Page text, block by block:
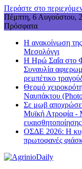
Περάστε στο
Πέμπτη, 6 Αυγούστου,
Πρόσφατα
Η ανακοίνωση
Μεσολόγγι
Η Ηρώ Σαΐα στο
Συναυλία
ρεμπέτικο
Θερμό
Ναυπάκτου
Σε μωβ
Μυϊκή Ατροφία -
ευαισθητοποίησης
ΟΣΔΕ 2026: Η
πρωτοφανές